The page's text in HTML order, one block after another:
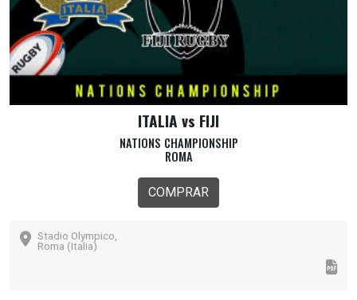
ITALIA vs FIJI
NATIONS CHAMPIONSHIP
ROMA
COMPRAR
Stadio Olympico,
Roma (Italia)